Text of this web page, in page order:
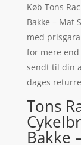
Køb Tons
Bakke – Mat
med
for mere end
sendt til din
dages
Tons
Bakke